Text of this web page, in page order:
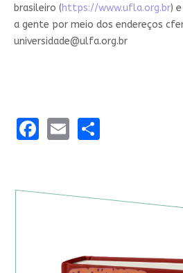
brasileiro (https://www.ufla.org.br)
a gente por meio dos endereços
universidade@ulfa.org.br
Facebook
EmailShare